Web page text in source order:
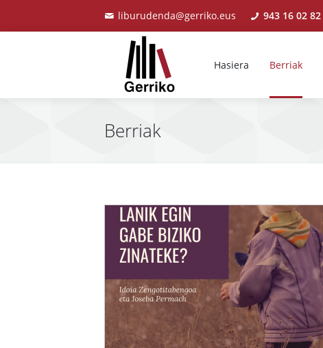
liburudenda@gerriko.eus 943 16 02 82
Hasiera Berriak
Berriak